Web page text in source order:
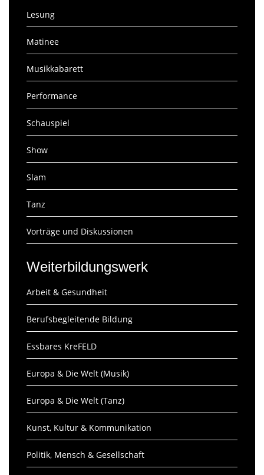
Lesung
Matinee
Musikkabarett
Performance
Schauspiel
Show
Slam
Tanz
Vorträge und Diskussionen
Weiterbildungswerk
Arbeit & Gesundheit
Berufsbegleitende Bildung
Essbares KreFELD
Europa & Die Welt (Musik)
Europa & Die Welt (Tanz)
Kunst, Kultur & Kommunikation
Politik, Mensch & Gesellschaft